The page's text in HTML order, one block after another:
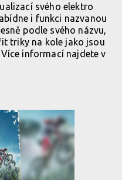
svého elektro
i funkci nazvanou
podle svého názvu,
triky na kole jako jsou
informací najdete v